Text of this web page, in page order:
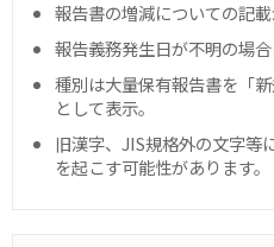
報告書の増減についての記
報告義務発生日が不明の場
種別は大量保有報告書を「
として表示。
旧漢字、JIS規格外の文字等
を起こす可能性があります。